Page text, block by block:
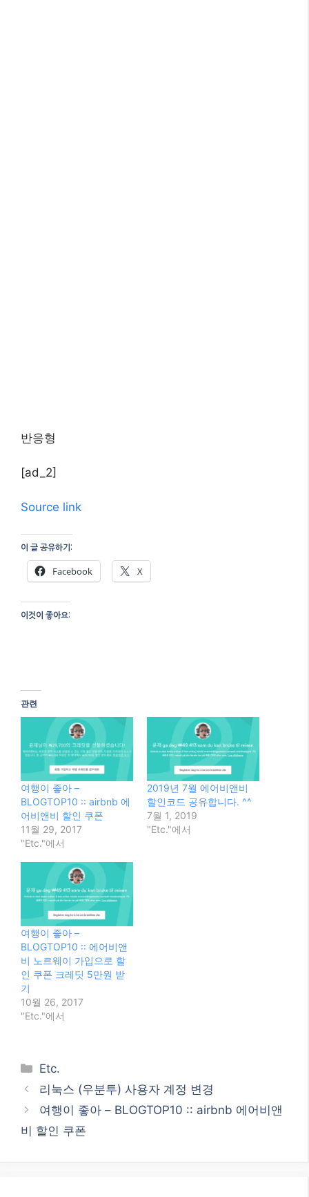
반응형
[ad_2]
Source link
이 글 공유하기:
Facebook X
이것이 좋아요:
관련
여행이 좋아 –
BLOGTOP10 :: airbnb 에
어비앤비 할인 쿠폰
11월 29, 2017
"Etc."에서
2019년 7월 에어비앤비
할인코드 공유합니다. ^^
7월 1, 2019
"Etc."에서
여행이 좋아 –
BLOGTOP10 :: 에어비앤
비 노르웨이 가입으로 할
인 쿠폰 크레딧 5만원 받
기
10월 26, 2017
"Etc."에서
Categories
Etc.
리눅스 (우분투) 사용자 계정 변경
여행이 좋아 – BLOGTOP10 :: airbnb 에어비앤
비 할인 쿠폰